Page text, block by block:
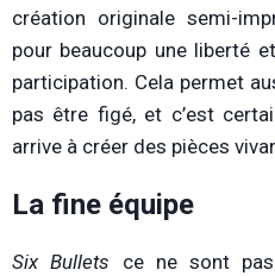
création originale semi-
pour beaucoup une liberté
participation. Cela permet
pas être figé, et c’est
arrive à créer des pièces
La fine équipe
Six Bullets ce ne sont